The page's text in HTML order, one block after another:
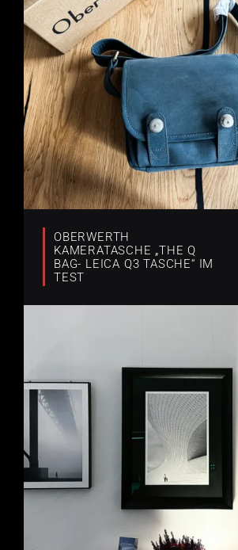
OBERWERTH
KAMERATASCHE „THE Q
BAG- LEICA Q3 TASCHE“ IM
TEST